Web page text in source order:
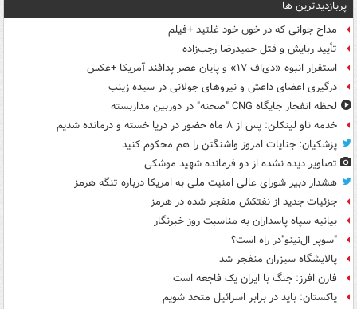
پربازدیدترین ها
مداح جوانی که در خون خود غلتید +فیلم
تأیید ربایش و قتل حمیدرضا رجب‌زاده
استقرار انبوه «دی‌اف‑۱۷» و پایان عصر پدافند آمریکا +عکس
درگیری اعضای داعش و نیروهای جولانی در سیده زینب
لحظه انفجار جایگاه CNG "صحنه" در دوربین مداربسته
خدمه ناو لینکلن: پس از ۸ ماه حضور در دریا خسته و درمانده‌ شدیم
پزشکیان: جنایات امروز واشنگتن را هم محکوم کنید
تصاویر دیده‌ نشده از دو فرمانده شهید موشکی
هشدار دبیر شورای عالی امنیت ملی به امریکا درباره تنگه هرمز
جزئیات جدید از نفتکش منفجر شده در هرمز
بیانیه سپاه پاسداران به مناسبت روز خبرنگار
"سوپر ال‌نینو"در راه است؟
پالایشگاه سیزران منفجر شد
فارن افرز: جنگ با ایران یک فاجعه است
پاکستان: باید در برابر اسرائیل متحد شویم